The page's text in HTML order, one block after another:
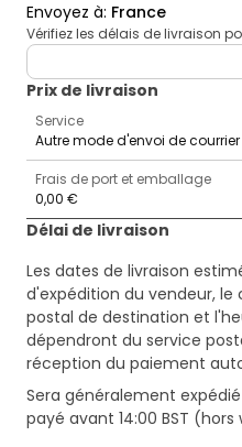
Envoyez à: France
Vérifiez les délais de livraison
deliveryCountry
Prix ​​de livraison
Service
Autre mode d'envoi de courrier
Frais de port et emballage
0,00 €
Délai de livraison
Les dates de livraison
d'expédition du vendeur, le
postal de destination et
dépendront du service
réception du paiement
Sera généralement
payé avant 14:00 BST